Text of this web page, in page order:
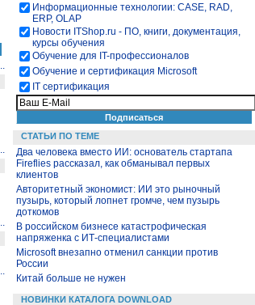
Информационные технологии: CASE, RAD,
ERP, OLAP
Новости ITShop.ru - ПО, книги, документация,
курсы обучения
Обучение для IT-профессионалов
Обучение и сертификация Microsoft
IT сертификация
СТАТЬИ ПО ТЕМЕ
Два человека вместо ИИ: основатель стартапа
Fireflies рассказал, как обманывал первых
клиентов
Авторитетный экономист: ИИ это рыночный
пузырь, который лопнет громче, чем пузырь
доткомов
В российском бизнесе катастрофическая
напряженка с ИТ-специалистами
Microsoft внезапно отменил санкции против
России
Китай больше не нужен
НОВИНКИ КАТАЛОГА DOWNLOAD